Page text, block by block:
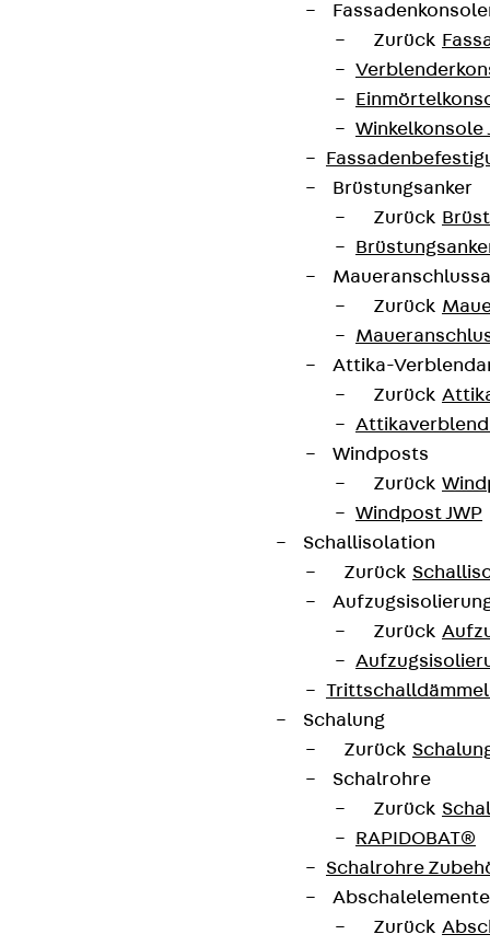
Zurück
Winkelkonsole
Brüstungsanker
Zurück
Zurück
Attika-
Zurück
Windposts
Zurück
Windpost JWP
Schallisolation
Zurück
Zurück
Schalung
Zurück
Schalrohre
Zurück
RAPIDOBAT®
Schalrohre
Zurück